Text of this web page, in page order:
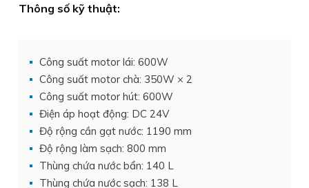
Thông số kỹ thuật:
Công suất motor lái: 600W
Công suất motor chà: 350W × 2
Công suất motor hút: 600W
Điện áp hoạt động: DC 24V
Độ rộng cần gạt nước: 1190 mm
Độ rộng làm sạch: 800 mm
Thùng chứa nước bẩn: 140 L
Thùng chứa nước sạch: 138 L